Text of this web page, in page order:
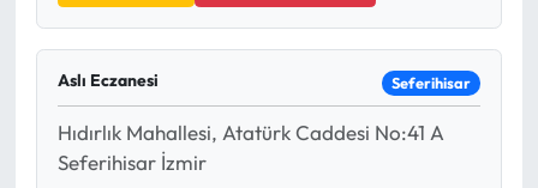
Aslı Eczanesi Seferihisar
Hıdırlık Mahallesi, Atatürk Caddesi No:41 A
Seferihisar İzmir